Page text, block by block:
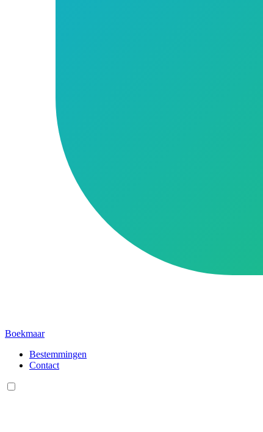
Boekmaar
Bestemmingen
Contact